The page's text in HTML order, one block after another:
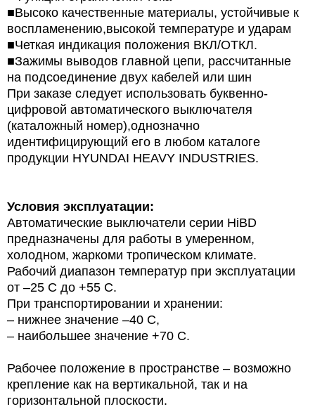
■Высоко качественные материалы, устойчивые к
воспламенению,высокой температуре и ударам
■Четкая индикация положения ВКЛ/ОТКЛ.
■Зажимы выводов главной цепи, рассчитанные
на подсоединение двух кабелей или шин
При заказе следует использовать буквенно-
цифровой автоматического выключателя
(каталожный номер),однозначно
идентифицирующий его в любом каталоге
продукции HYUNDAI HEAVY INDUSTRIES.
Условия эксплуатации:
Автоматические выключатели серии HiBD
предназначены для работы в умеренном,
холодном, жаркоми тропическом климате.
Рабочий диапазон температур при эксплуатации
от –25 С до +55 С.
При транспортировании и хранении:
– нижнее значение –40 С,
– наибольшее значение +70 С.
Рабочее положение в пространстве – возможно
крепление как на вертикальной, так и на
горизонтальной плоскости.